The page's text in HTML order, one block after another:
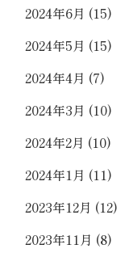
2024年6月 (15)
2024年5月 (15)
2024年4月 (7)
2024年3月 (10)
2024年2月 (10)
2024年1月 (11)
2023年12月 (12)
2023年11月 (8)